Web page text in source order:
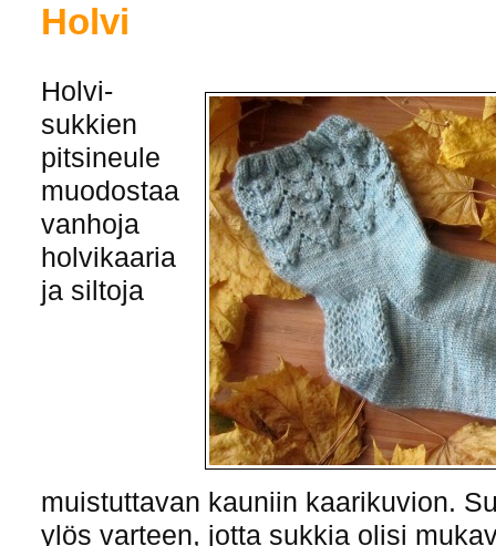
Holvi
Holvi-
sukkien
pitsineule
muodostaa
vanhoja
holvikaaria
ja siltoja
muistuttavan kauniin kaarikuvion.
ylös varteen, jotta sukkia olisi